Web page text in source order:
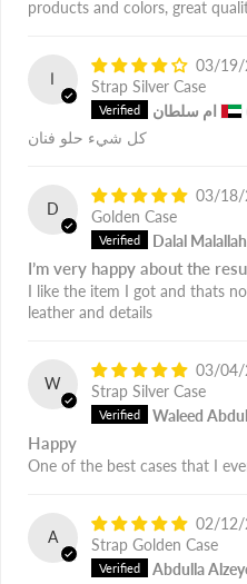
products and colors, great
ا
03/19/
Strap Silver Case
ام سلطان
كل شيء حلو فنان
D
03/18/
Golden Case
Dalal Malallah
I’m very happy about the
I like the item I got and thats
leather and details
W
03/04/
Strap Silver Case
Waleed
Happy
One of the best cases that I
A
02/12/
Strap Golden Case
Abdulla